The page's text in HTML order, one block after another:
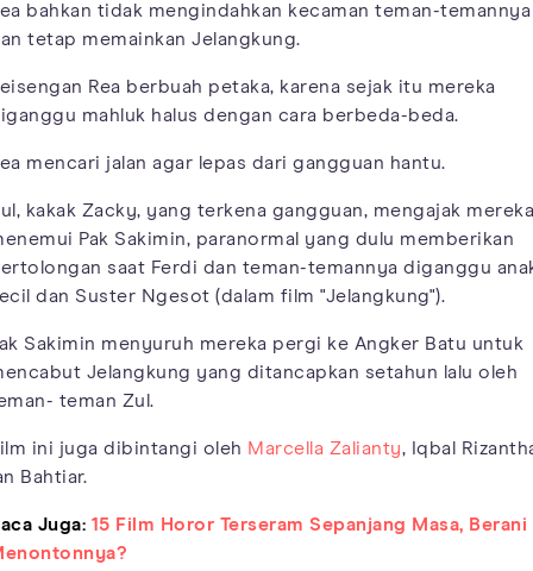
bahkan tidak mengindahkan kecaman teman-temannya
tetap memainkan Jelangkung.
Rea berbuah petaka, karena sejak itu mereka
mahluk halus dengan cara berbeda-beda.
mencari jalan agar lepas dari gangguan hantu.
kakak Zacky, yang terkena gangguan, mengajak mereka
Pak Sakimin, paranormal yang dulu memberikan
saat Ferdi dan teman-temannya diganggu
dan Suster Ngesot (dalam film "Jelangkung").
Sakimin menyuruh mereka pergi ke Angker Batu untuk
Jelangkung yang ditancapkan setahun lalu oleh
teman Zul.
ini juga dibintangi oleh Marcella Zalianty, Iqbal
Bahtiar.
Juga: 15 Film Horor Terseram Sepanjang Masa, Berani